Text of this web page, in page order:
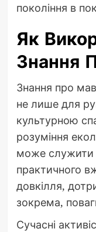
покоління в
Як
Знання
Знання про
не лише для
культурною
розуміння
може служити
практичного
довкілля,
зокрема,
Сучасні